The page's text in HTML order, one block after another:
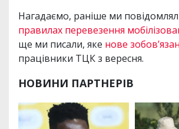
Нагадаємо, раніше ми
правилах перевезення
ще ми писали, яке нове
працівники ТЦК з вересня.